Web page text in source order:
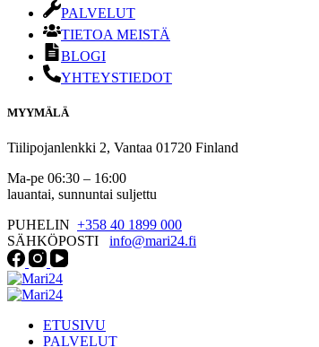
PALVELUT
TIETOA MEISTÄ
BLOGI
YHTEYSTIEDOT
MYYMÄLÄ
Tiilipojanlenkki 2, Vantaa 01720 Finland
Ma-pe 06:30 – 16:00
lauantai, sunnuntai suljettu
PUHELIN +358 40 1899 000
SÄHKÖPOSTI info@mari24.fi
ETUSIVU
PALVELUT